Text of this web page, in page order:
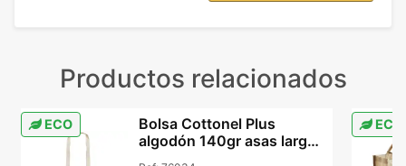
Productos relacionados
ECO
Bolsa Cottonel Plus
algodón 140gr asas largas
ECO